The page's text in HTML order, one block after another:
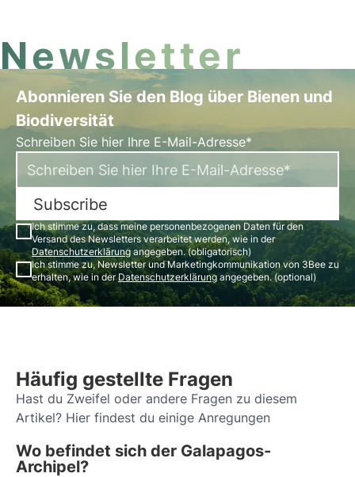
Newsletter
Abonnieren Sie den Blog über Bienen und
Biodiversität
Schreiben Sie hier Ihre E-Mail-Adresse*
Subscribe
Ich stimme zu, dass meine personenbezogenen Daten für den
Versand des Newsletters verarbeitet werden, wie in der
Datenschutzerklärungangegeben. (obligatorisch)
Ich stimme zu, Newsletter und Marketingkommunikation von 3Bee zu
erhalten, wie in derDatenschutzerklärungangegeben. (optional)
Häufig gestellte Fragen
Hast du Zweifel oder andere Fragen zu diesem
Artikel? Hier findest du einige Anregungen
Wo befindet sich der Galapagos-
Archipel?